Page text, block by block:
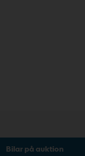
Bilar på auktion